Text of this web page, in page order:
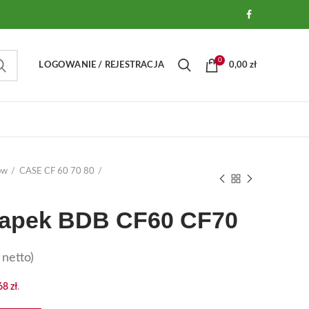
LOGOWANIE / REJESTRACJA
0
0,00 zł
CASE CF 60 70 80
BDB CF60 CF70
netto)
zł.